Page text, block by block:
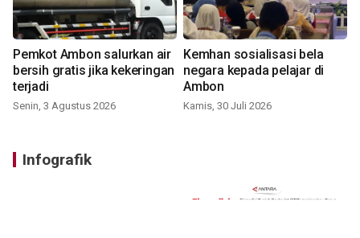
Pemkot Ambon salurkan air
bersih gratis jika kekeringan
terjadi
Senin, 3 Agustus 2026
Kemhan sosialisasi bela
negara kepada pelajar di
Ambon
Kamis, 30 Juli 2026
Infografik